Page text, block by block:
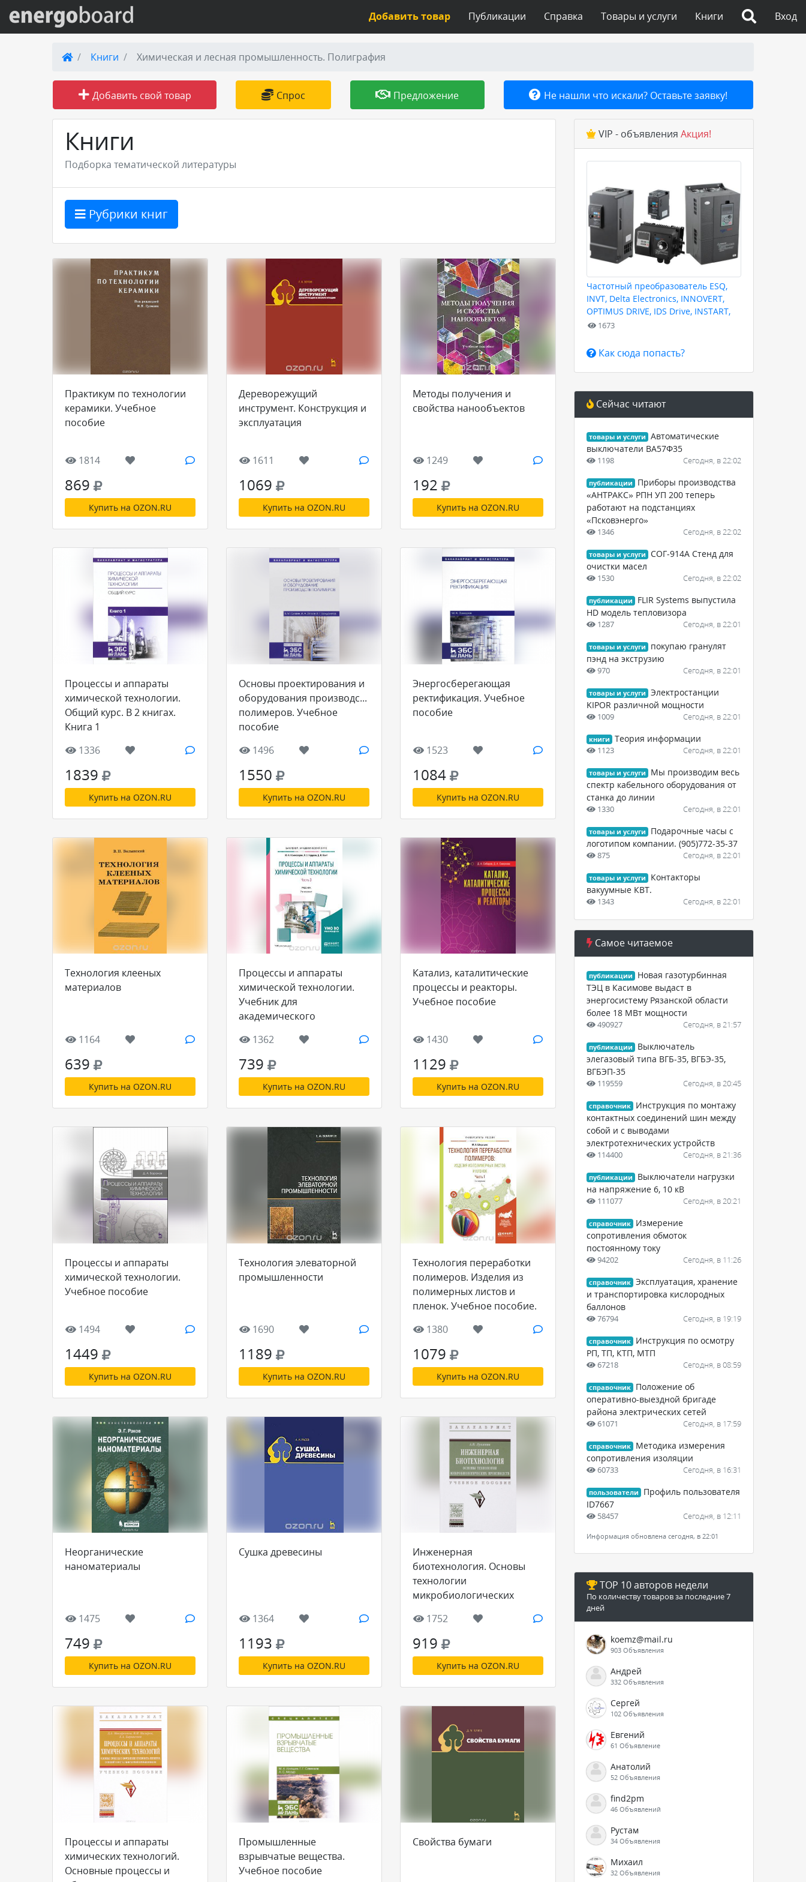
Вход на сайт
Поиск по сайту
Публикации
Справка
Товары и услуги
Добавить товар или услугу
Вход
Книги
Товары и услуги
Справка
Публикации
Добавить товар
Книги Химическая и лесная промышленность. Полиграфия
Добавить свой товар Спрос Предложение Не нашли что искали? Оставьте заявку!
Книги
Подборка тематической литературы
Рубрики книг
Практикум по технологии
керамики. Учебное
пособие
1814
869
Купить на OZON.RU
Дереворежущий
инструмент. Конструкция и
эксплуатация
1611
1069
Купить на OZON.RU
Методы получения и
свойства нанообъектов
1249
192
Купить на OZON.RU
Процессы и аппараты
химической технологии.
Общий курс. В 2 книгах.
Книга 1
1336
1839
Купить на OZON.RU
Основы проектирования и
оборудования производств
полимеров. Учебное
пособие
1496
1550
Купить на OZON.RU
Энергосберегающая
ректификация. Учебное
пособие
1523
1084
Купить на OZON.RU
Технология клееных
материалов
1164
639
Купить на OZON.RU
Процессы и аппараты
химической технологии.
Учебник для
академического
Часть 3
1362
739
Купить на OZON.RU
Катализ, каталитические
процессы и реакторы.
Учебное пособие
1430
1129
Купить на OZON.RU
Процессы и аппараты
химической технологии.
Учебное пособие
1494
1449
Купить на OZON.RU
Технология элеваторной
промышленности
1690
1189
Купить на OZON.RU
Технология переработки
полимеров. Изделия из
полимерных листов и
пленок. Учебное пособие.
1380
1079
Купить на OZON.RU
Неорганические
наноматериалы
1475
749
Купить на OZON.RU
Сушка древесины
1364
1193
Купить на OZON.RU
Инженерная
биотехнология. Основы
технологии
микробиологических
пособие
1752
919
Купить на OZON.RU
Процессы и аппараты
химических технологий.
Основные процессы и
Промышленные
взрывчатые вещества.
Учебное пособие
Свойства бумаги
VIP - объявления Акция!
Частотный преобразователь ESQ,
INVT, Delta Electronics, INNOVERT,
OPTIMUS DRIVE, IDS Drive, INSTART,
HYUNDAI для любых задач
1673
Как сюда попасть?
Сейчас читают
товары и услуги
Автоматические
выключатели ВА57Ф35
1198 Сегодня, в 22:02
публикации
Приборы производства
«АНТРАКС» РПН УП 200 теперь
работают на подстанциях
«Псковэнерго»
1346 Сегодня, в 22:02
товары и услуги
СОГ-914А Стенд для
очистки масел
1530 Сегодня, в 22:02
публикации
FLIR Systems выпустила
HD модель тепловизора
1287 Сегодня, в 22:01
товары и услуги
покупаю гранулят
пэнд на экструзию
970 Сегодня, в 22:01
товары и услуги
Электростанции
KIPOR различной мощности
1009 Сегодня, в 22:01
книги Теория информации
1123 Сегодня, в 22:01
товары и услуги
Мы производим весь
спектр кабельного оборудования от
станка до линии
1330 Сегодня, в 22:01
товары и услуги
Подарочные часы с
логотипом компании. (905)772-35-37
875 Сегодня, в 22:01
товары и услуги
Контакторы
вакуумные КВТ.
1343 Сегодня, в 22:01
Самое читаемое
публикации
Новая газотурбинная
ТЭЦ в Касимове выдаст в
энергосистему Рязанской области
более 18 МВт мощности
490927 Сегодня, в 21:57
публикации
Выключатель
элегазовый типа ВГБ-35, ВГБЭ-35,
ВГБЭП-35
119559 Сегодня, в 20:45
справочник
Инструкция по монтажу
контактных соединений шин между
собой и с выводами
электротехнических устройств
114400 Сегодня, в 21:36
публикации
Выключатели нагрузки
на напряжение 6, 10 кВ
111077 Сегодня, в 20:21
справочник
Измерение
сопротивления обмоток
постоянному току
94202 Сегодня, в 11:26
справочник Эксплуатация, хранение
и транспортировка кислородных
баллонов
76794 Сегодня, в 19:19
справочник
Инструкция по осмотру
РП, ТП, КТП, МТП
67218 Сегодня, в 08:59
справочник
Положение об
оперативно-выездной бригаде
района электрических сетей
61071 Сегодня, в 17:59
справочник
Методика измерения
сопротивления изоляции
60733 Сегодня, в 16:31
пользователи
Профиль пользователя
ID7667
58457 Сегодня, в 12:11
Информация обновлена сегодня, в 22:01
TOP 10 авторов недели
По количеству товаров за последние 7
дней
koemz@mail.ru
903 Объявления
Андрей
332 Объявления
Сергей
102 Объявления
Евгений
61 Объявление
Анатолий
52 Объявления
find2pm
46 Объявлений
Рустам
34 Объявления
Михаил
32 Объявления